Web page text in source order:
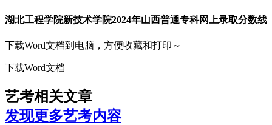
湖北工程学院新技术学院2024年山西普通专科网上录取分数线
下载Word文档到电脑，方便收藏和打印～
下载Word文档
艺考相关文章
发现更多艺考内容